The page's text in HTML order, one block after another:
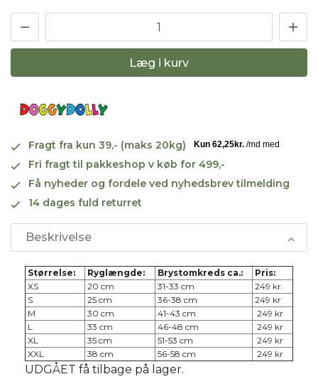
Læg i kurv
Fragt fra kun 39,- (maks 20kg)
Fri fragt til pakkeshop v køb for 499,-
Få nyheder og fordele ved nyhedsbrev tilmelding
14 dages fuld returret
Beskrivelse
Størrelse: Ryglængde: Brystomkreds ca.:
Pris:
XS
20 cm 31-33 cm
249 kr.
S
25 cm 36-38 cm
249 kr
M
30 cm 41-43 cm
249 kr
L
33 cm 46-48 cm
249 kr
XL
35 cm 51-53 cm
249 kr
XXL
38 cm 56-58 cm 249 kr
UDGÅET få tilbage på lager.